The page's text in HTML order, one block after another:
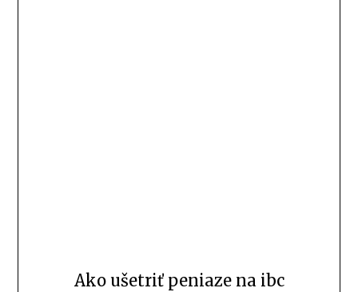
Ako ušetriť peniaze na ibc